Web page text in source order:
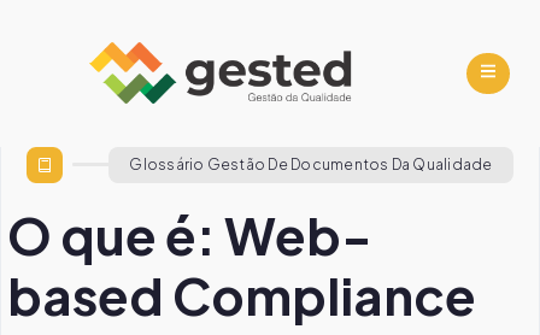
Glossário Gestão De Documentos Da Qualidade
O que é: Web-
based Compliance